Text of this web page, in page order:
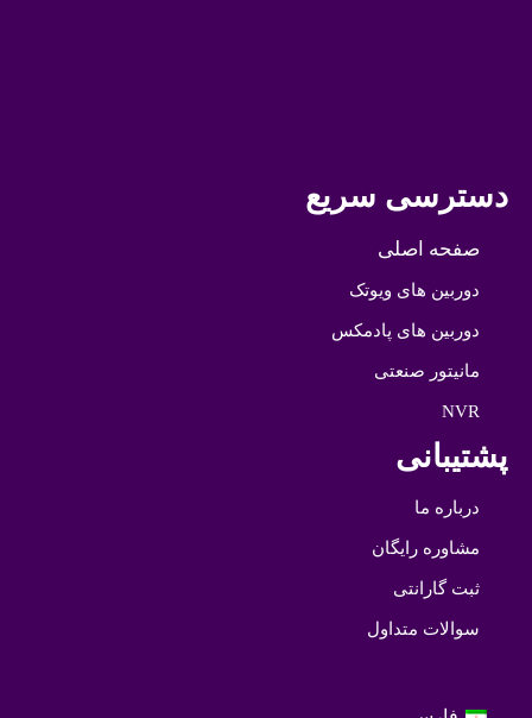
دسترسی سریع
صفحه اصلی
دوربین های ویوتک
دوربین های پادمکس
مانیتور صنعتی
NVR
پشتیبانی
درباره ما
مشاوره رایگان
ثبت گارانتی
سوالات متداول